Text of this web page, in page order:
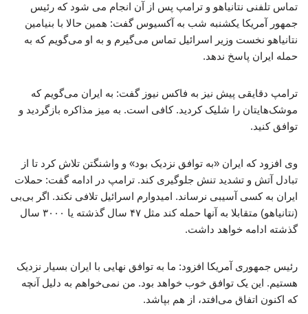
تماس تلفنی نتانیاهو و ترامپ پس از آن انجام می شود که رئیس
جمهور آمریکا یکشنبه شب به آکسیوس گفت: همین حالا با بنیامین
نتانیاهو نخست وزیر اسرائیل تماس می‌گیرم و به او می‌گویم که به
حمله ایران پاسخ ندهد.
ترامپ دقایقی پیش نیز به فاکس نیوز گفت: به ایران می‌گویم که
موشک‌هایتان را شلیک کردید. کافی است. به میز مذاکره بازگردید و
توافق کنید.
وی افزود که ایران «به توافق نزدیک بود» و واشنگتن تلاش کرد تا از
تبادل آتش و تشدید تنش جلوگیری کند. ترامپ در ادامه گفت: حملات
ایران به کسی آسیبی نرساند. امیدوارم اسرائیل تلافی نکند. اگر بی‌بی
(نتانیاهو) متقابلا به آنها حمله کند مثل ۴۷ سال گذشته یا ۳۰۰۰ سال
گذشته ادامه خواهد داشت.
رئیس جمهوری آمریکا افزود: ما به توافق نهایی با ایران بسیار نزدیک
هستیم. این یک توافق خوب خواهد بود. من نمی‌خواهم به دلیل آنچه
که اکنون اتفاق می‌افتد، از هم بپاشد.